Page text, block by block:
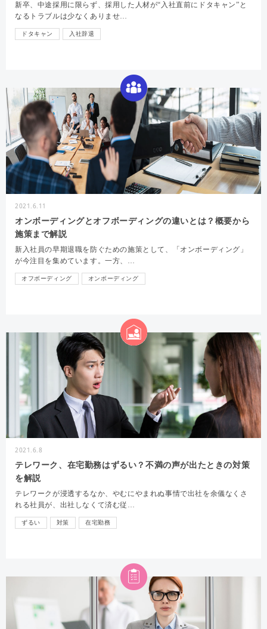
新卒、中途採用に限らず、採用した人材が“入社直前にドタキャン”と
なるトラブルは少なくありませ…
ドタキャン 入社辞退
2021.6.11
オンボーディングとオフボーディングの違いとは？概要から
施策まで解説
新入社員の早期退職を防ぐための施策として、「オンボーディング」
が今注目を集めています。一方、…
オフボーディング オンボーディング
2021.6.8
テレワーク、在宅勤務はずるい？不満の声が出たときの対策
を解説
テレワークが浸透するなか、やむにやまれぬ事情で出社を余儀なくさ
れる社員が、出社しなくて済む従…
ずるい 対策 在宅勤務